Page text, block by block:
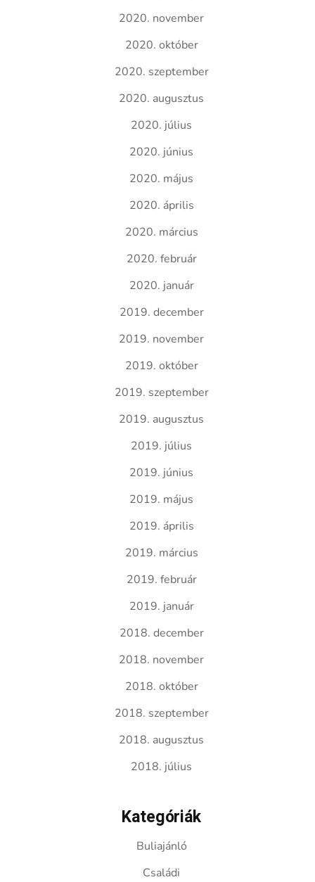
2020. november
2020. október
2020. szeptember
2020. augusztus
2020. július
2020. június
2020. május
2020. április
2020. március
2020. február
2020. január
2019. december
2019. november
2019. október
2019. szeptember
2019. augusztus
2019. július
2019. június
2019. május
2019. április
2019. március
2019. február
2019. január
2018. december
2018. november
2018. október
2018. szeptember
2018. augusztus
2018. július
Kategóriák
Buliajánló
Családi